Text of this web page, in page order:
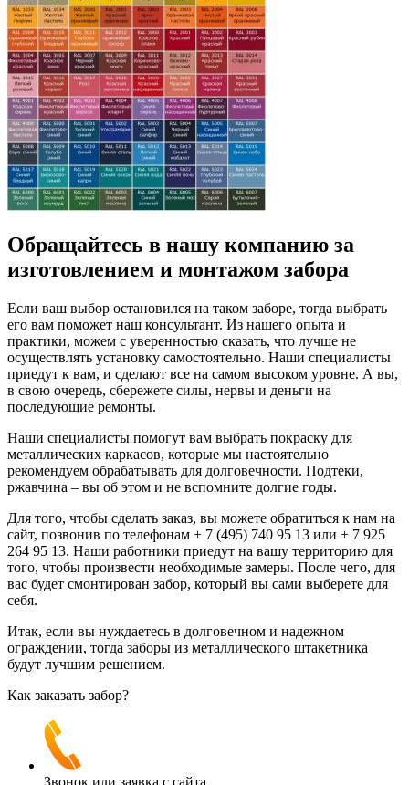
Обращайтесь в нашу компанию за
изготовлением и монтажом забора
Если ваш выбор остановился на таком заборе, тогда выбрать
его вам поможет наш консультант. Из нашего опыта и
практики, можем с уверенностью сказать, что лучше не
осуществлять установку самостоятельно. Наши специалисты
приедут к вам, и сделают все на самом высоком уровне. А вы,
в свою очередь, сбережете силы, нервы и деньги на
последующие ремонты.
Наши специалисты помогут вам выбрать покраску для
металлических каркасов, которые мы настоятельно
рекомендуем обрабатывать для долговечности. Подтеки,
ржавчина – вы об этом и не вспомните долгие годы.
Для того, чтобы сделать заказ, вы можете обратиться к нам на
сайт, позвонив по телефонам + 7 (495) 740 95 13 или + 7 925
264 95 13. Наши работники приедут на вашу территорию для
того, чтобы произвести необходимые замеры. После чего, для
вас будет смонтирован забор, который вы сами выберете для
себя.
Итак, если вы нуждаетесь в долговечном и надежном
ограждении, тогда заборы из металлического штакетника
будут лучшим решением.
Как заказать забор?